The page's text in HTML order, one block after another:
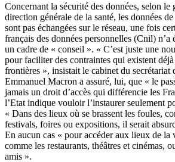
Concernant la sécurité des données, selon le
direction générale de la santé, les données
sont pas échangées sur le réseau, une fois
français des données personnelles (Cnil) n’a
un cadre de « conseil ». « C’est juste une
pour faciliter des contraintes qui existent
frontières », insistait le cabinet du secrétariat
Emmanuel Macron a assuré, lui, que « le
jamais un droit d’accès qui différencie les
l’Etat indique vouloir l’instaurer seulement
« Dans des lieux où se brassent les foules,
festivals, foires ou expositions, il serait
En aucun cas « pour accéder aux lieux de la
comme les restaurants, théâtres et cinémas,
amis ».